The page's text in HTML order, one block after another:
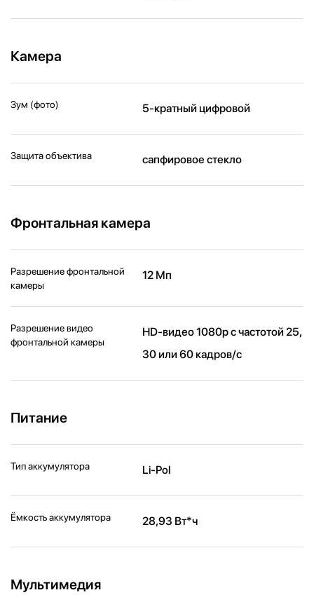
Камера
Зум (фото) 5-кратный цифровой
Защита объектива сапфировое стекло
Фронтальная камера
Разрешение фронтальной
камеры
12 Мп
Разрешение видео
фронтальной камеры
HD-видео 1080p с частотой 25,
30 или 60 кадров/ с
Питание
Тип аккумулятора Li-Pol
Ёмкость аккумулятора 28,93 Вт*ч
Мультимедия